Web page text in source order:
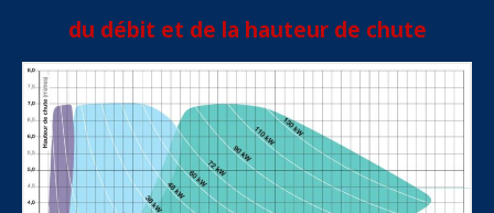
du débit et de la hauteur de chute